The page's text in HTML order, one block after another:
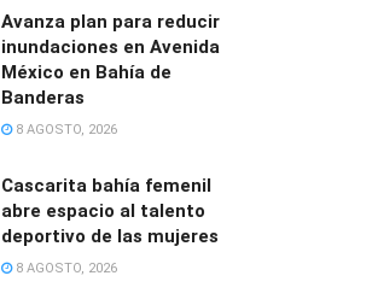
Avanza plan para reducir
inundaciones en Avenida
México en Bahía de
Banderas
8 AGOSTO, 2026
Cascarita bahía femenil
abre espacio al talento
deportivo de las mujeres
8 AGOSTO, 2026